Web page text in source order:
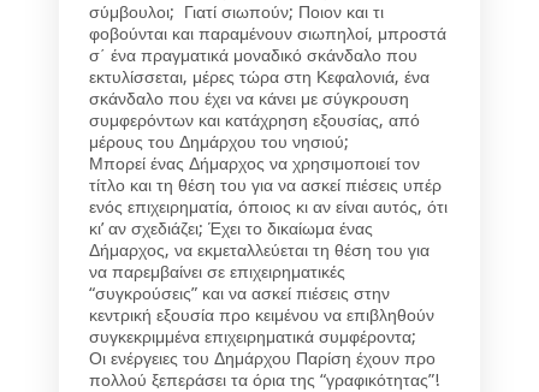
σύμβουλοι; Γιατί σιωπούν; Ποιον και τι
φοβούνται και παραμένουν σιωπηλοί, μπροστά
σ΄ ένα πραγματικά μοναδικό σκάνδαλο που
εκτυλίσσεται, μέρες τώρα στη Κεφαλονιά, ένα
σκάνδαλο που έχει να κάνει με σύγκρουση
συμφερόντων και κατάχρηση εξουσίας, από
μέρους του Δημάρχου του νησιού;
Μπορεί ένας Δήμαρχος να χρησιμοποιεί τον
τίτλο και τη θέση του για να ασκεί πιέσεις υπέρ
ενός επιχειρηματία, όποιος κι αν είναι αυτός, ότι
κι’ αν σχεδιάζει; Έχει το δικαίωμα ένας
Δήμαρχος, να εκμεταλλεύεται τη θέση του για
να παρεμβαίνει σε επιχειρηματικές
“συγκρούσεις” και να ασκεί πιέσεις στην
κεντρική εξουσία προ κειμένου να επιβληθούν
συγκεκριμμένα επιχειρηματικά συμφέροντα;
Οι ενέργειες του Δημάρχου Παρίση έχουν προ
πολλού ξεπεράσει τα όρια της “γραφικότητας”!